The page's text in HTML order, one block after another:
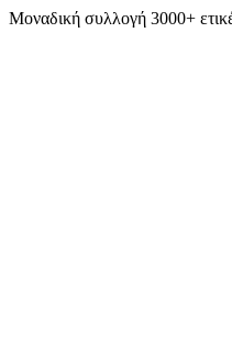
Μοναδική συλλογή 3000+